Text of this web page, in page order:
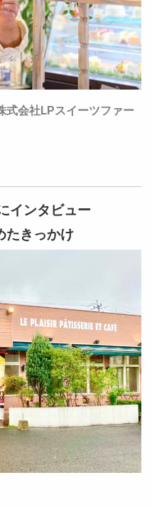
式会社LPスイーツファー
インタビュー
たきっかけ